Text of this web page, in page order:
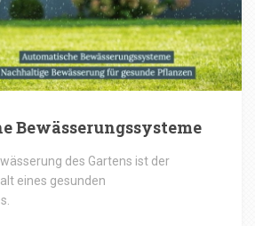
Bewässerungssysteme
des Gartens ist der
eines gesunden